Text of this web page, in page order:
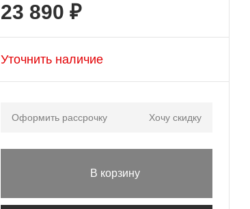
23 890 ₽
Уточнить наличие
Оформить рассрочку Хочу скидку
В корзину